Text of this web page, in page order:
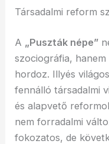
Társadalmi reform
A „Puszták népe”
szociográfia,
hordoz. Illyés
fennálló társadalmi
és alapvető
nem forradalmi
fokozatos, de